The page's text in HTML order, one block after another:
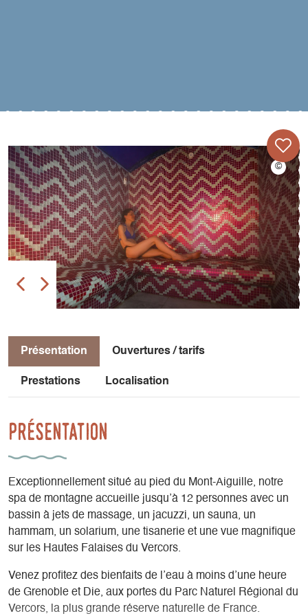
Présentation Ouvertures / tarifs
Prestations Localisation
Présentation
Exceptionnellement situé au pied du Mont-Aiguille, notre
spa de montagne accueille jusqu’à 12 personnes avec un
bassin à jets de massage, un jacuzzi, un sauna, un
hammam, un solarium, une tisanerie et une vue magnifique
sur les Hautes Falaises du Vercors.
Venez profitez des bienfaits de l’eau à moins d’une heure
de Grenoble et Die, aux portes du Parc Naturel Régional du
Vercors, la plus grande réserve naturelle de France.